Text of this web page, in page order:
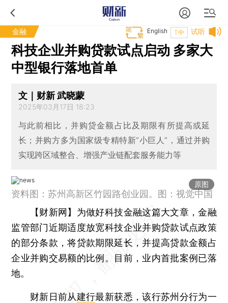
金融 试听
T中
English
科技企业并购贷款试点启动 多家大
中型银行落地首单
文｜财新 武晓蒙
2025年03月17日 18:23
与此前相比，并购贷金额占比及期限有所提高或延
长；并购方多为国家级专精特新“小巨人”，通过并购
实现跨区域整合、增强产业链配套服务能力等
原图
资料图：苏州高新区竹园路创业园。图：视觉中国
【财新网】 为做好科技金融这篇大文章，金融
监管部门近期适度放宽科技企业并购贷款试点政策
的部分条款，将贷款期限延长，并提高贷款金额占
企业并购交易额的比例。目前，业内首批案例已落
地。
财新日前从建行最新获悉，该行苏州分行为一